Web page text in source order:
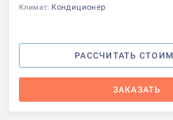
Климат: Кондиционер
РАССЧИТАТЬ
ЗАКАЗАТЬ